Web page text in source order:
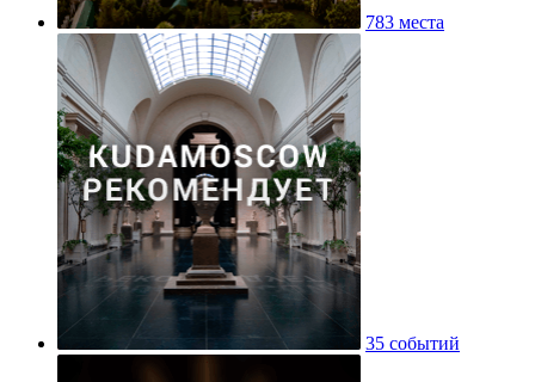
783 места
35 событий